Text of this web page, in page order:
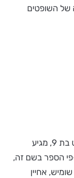
של השופטים
המקום הראשון לדעתה של תמרי, כמעט בת 9, מגיע
הספר בשם זה,
סמיט (הוצאת כנרת 2016). שומיש, אחיין